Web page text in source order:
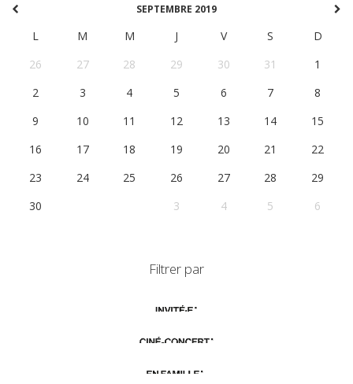
SEPTEMBRE 2019
L M M J V S
D
26
27 28 29 30 31
1
2
3 4 5 6 7
8
9
10 11 12 13 14
15
16
17 18 19 20 21
22
23
24 25 26 27 28
29
30
3 4 5 6
Filtrer par